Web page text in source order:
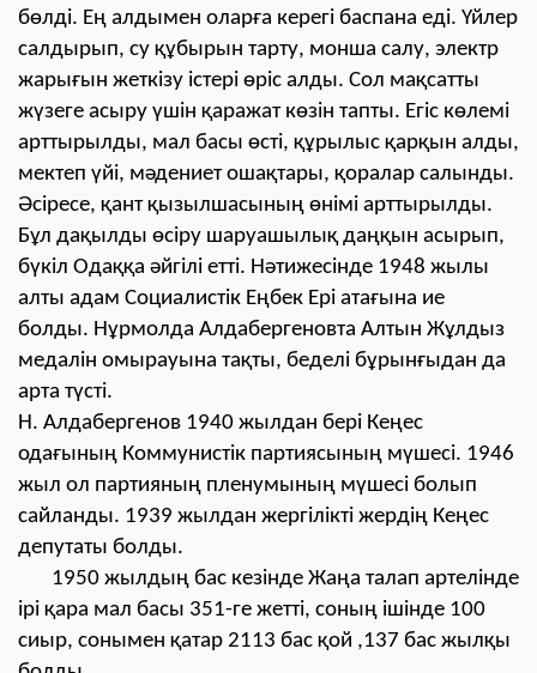
бөлді. Ең алдымен оларға керегі баспана еді. Үйлер
салдырып, су құбырын тарту, монша салу, электр
жарығын жеткізу істері өріс алды. Сол мақсатты
жүзеге асыру үшін қаражат көзін тапты. Егіс көлемі
арттырылды, мал басы өсті, құрылыс қарқын алды,
мектеп үйі, мәдениет ошақтары, қоралар салынды.
Әсіресе, қант қызылшасының өнімі арттырылды.
Бұл дақылды өсіру шаруашылық даңқын асырып,
бүкіл Одаққа әйгілі етті. Нәтижесінде 1948 жылы
алты адам Социалистік Еңбек Ері атағына ие
болды. Нұрмолда Алдабергеновта Алтын Жұлдыз
медалін омырауына тақты, беделі бұрынғыдан да
арта түсті.
Н. Алдабергенов 1940 жылдан бері Кеңес
одағының Коммунистік партиясының мүшесі. 1946
жыл ол партияның пленумының мүшесі болып
сайланды. 1939 жылдан жергілікті жердің Кеңес
депутаты болды.
1950 жылдың бас кезінде Жаңа талап артелінде
ірі қара мал басы 351-ге жетті, соның ішінде 100
сиыр, сонымен қатар 2113 бас қой ,137 бас жылқы